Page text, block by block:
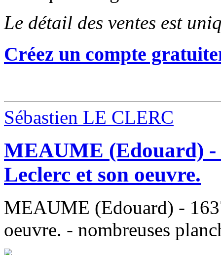
Le détail des ventes est
Créez un compte
Sébastien LE CLERC
MEAUME (Edouard) -
Leclerc et son oeuvre.
MEAUME (Edouard) -
oeuvre. - nombreuses